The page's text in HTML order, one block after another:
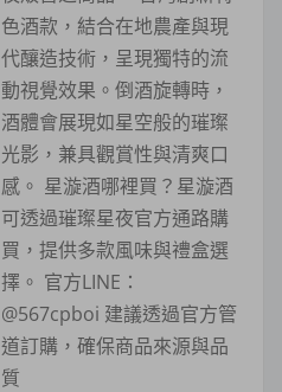
色酒款，結合在地農產與現
代釀造技術，呈現獨特的流
動視覺效果。倒酒旋轉時，
酒體會展現如星空般的璀璨
光影，兼具觀賞性與清爽口
感。 星漩酒哪裡買？星漩酒
可透過璀璨星夜官方通路購
買，提供多款風味與禮盒選
擇。 官方LINE：
@567cpboi 建議透過官方管
道訂購，確保商品來源與品
質